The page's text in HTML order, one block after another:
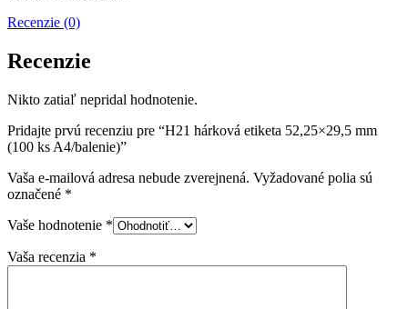
Recenzie (0)
Recenzie
Nikto zatiaľ nepridal hodnotenie.
Pridajte prvú recenziu pre “H21 hárková etiketa 52,25×29,5 mm
(100 ks A4/balenie)”
Vaša e-mailová adresa nebude zverejnená. Vyžadované polia sú
označené *
Vaše hodnotenie *
Vaša recenzia *